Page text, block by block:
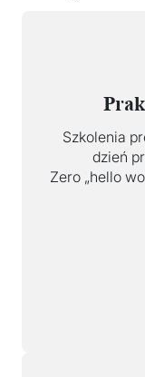
Szkolenia
dzień
Zero „hello